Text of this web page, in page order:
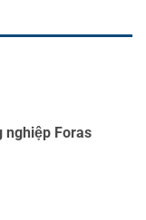
nghiệp Foras